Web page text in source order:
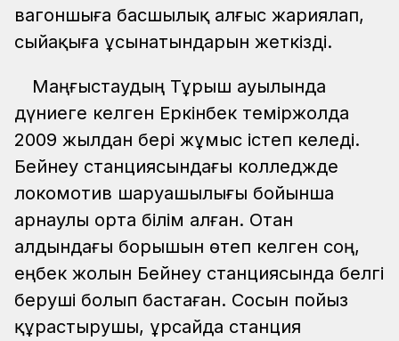
вагоншыға басшылық алғыс жариялап,
сыйақыға ұсынатындарын жеткізді.
Маңғыстаудың Тұрыш ауылында
дүниеге келген Еркінбек теміржолда
2009 жылдан бері жұмыс істеп келеді.
Бейнеу станциясындағы колледжде
локомотив шаруашылығы бойынша
арнаулы орта білім алған. Отан
алдындағы борышын өтеп келген соң,
еңбек жолын Бейнеу станциясында белгі
беруші болып бастаған. Сосын пойыз
құрастырушы, Құрсайда станция